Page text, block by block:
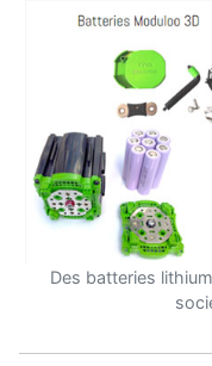
Des batteries